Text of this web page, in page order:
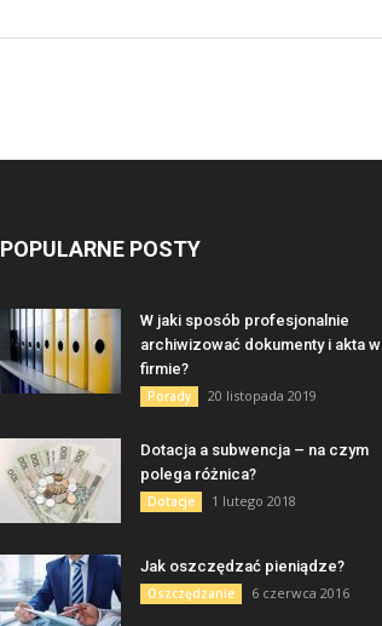
POPULARNE POSTY
W jaki sposób profesjonalnie
archiwizować dokumenty i akta w
firmie?
Porady 20 listopada 2019
Dotacja a subwencja – na czym
polega różnica?
Dotacje 1 lutego 2018
Jak oszczędzać pieniądze?
Oszczędzanie 6 czerwca 2016